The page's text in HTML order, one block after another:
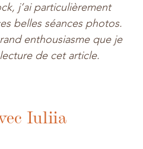
j’ai particulièrement
belles séances photos.
enthousiasme que je
de cet article.
Iuliia